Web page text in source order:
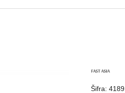
Šifra: 4189